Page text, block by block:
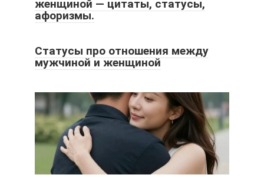
женщиной — цитаты, статусы,
афоризмы.
Статусы про отношения между
мужчиной и женщиной